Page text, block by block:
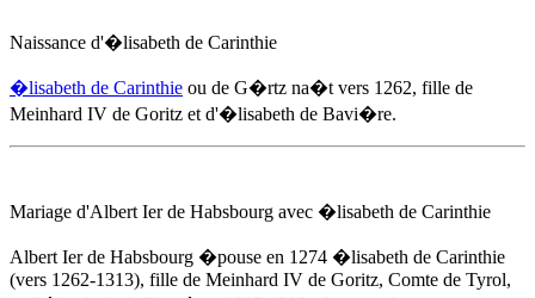
Naissance d'�lisabeth de Carinthie
�lisabeth de Carinthie ou de G�rtz na�t vers 1262, fille de
Meinhard IV de Goritz et d'�lisabeth de Bavi�re.
Mariage d'Albert Ier de Habsbourg avec �lisabeth de Carinthie
Albert Ier de Habsbourg �pouse en 1274 �lisabeth de Carinthie
(vers 1262-1313), fille de Meinhard IV de Goritz, Comte de Tyrol,